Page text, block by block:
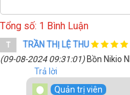
Tổng số: 1 Bình Luận
T
TRẦN THỊ LỆ THU
(09-08-2024 09:31:01)Bồn Nikio
Trả lời
Quản trị viên